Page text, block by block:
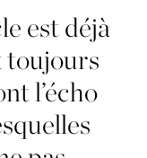
est déjà
toujours
l’écho